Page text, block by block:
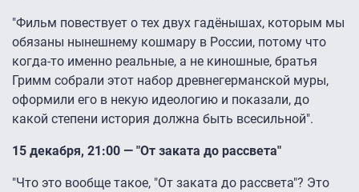
"Фильм повествует о тех двух гадёнышах, которым мы
обязаны нынешнему кошмару в России, потому что
когда-то именно реальные, а не киношные, братья
Гримм собрали этот набор древнегерманской муры,
оформили его в некую идеологию и показали, до
какой степени история должна быть всесильной".
15 декабря, 21:00 — "От заката до рассвета"
"Что это вообще такое, "От заката до рассвета"? Это